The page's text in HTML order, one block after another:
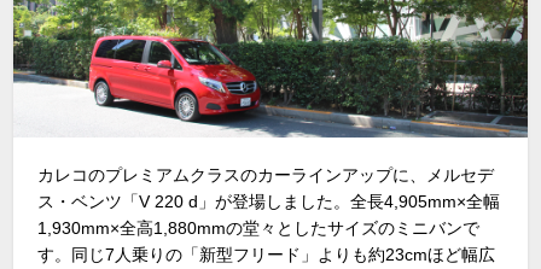
カレコのプレミアムクラスのカーラインアップに、メルセデ
ス・ベンツ「V 220 d」が登場しました。全長4,905mm×全幅
1,930mm×全高1,880mmの堂々としたサイズのミニバンで
す。同じ7人乗りの「新型フリード」よりも約23cmほど幅広